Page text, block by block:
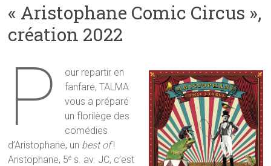
« Aristophane Comic Circus »,
création 2022
P
our repartir en
fanfare, TALMA
vous a préparé
un florilège des
comédies
d’Aristophane, un best of!
Aristophane, 5e s. av. JC, c’est